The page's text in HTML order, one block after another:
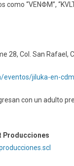
“VENΦM”,
28, Col. San Rafael,
eventos/jiluka-en-
con un adulto
Producciones